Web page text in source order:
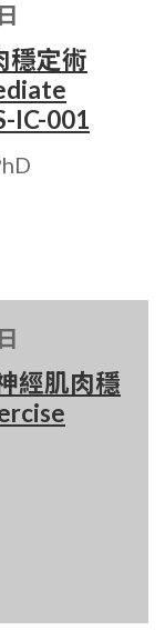
穩定術
IC-001
經肌肉穩